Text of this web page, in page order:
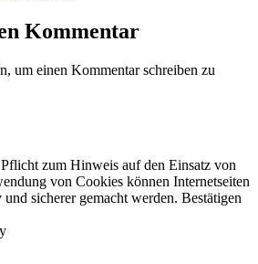
Kommentar
um einen Kommentar schreiben zu
zum Hinweis auf den Einsatz von
von Cookies können Internetseiten
sicherer gemacht werden. Bestätigen